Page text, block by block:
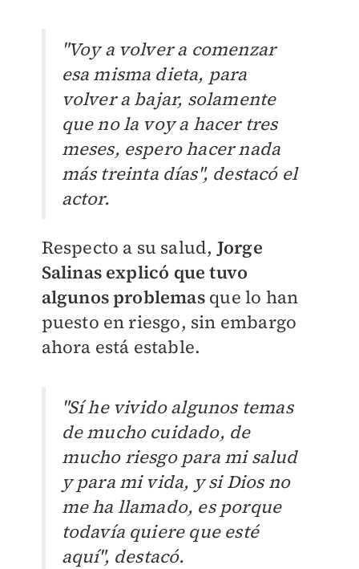
"Voy a volver a comenzar
esa misma dieta, para
volver a bajar, solamente
que no la voy a hacer tres
meses, espero hacer nada
más treinta días", destacó el
actor.
Respecto a su salud, Jorge
Salinas explicó que tuvo
algunos problemas que lo han
puesto en riesgo, sin embargo
ahora está estable.
"Sí he vivido algunos temas
de mucho cuidado, de
mucho riesgo para mi salud
y para mi vida, y si Dios no
me ha llamado, es porque
todavía quiere que esté
aquí", destacó.